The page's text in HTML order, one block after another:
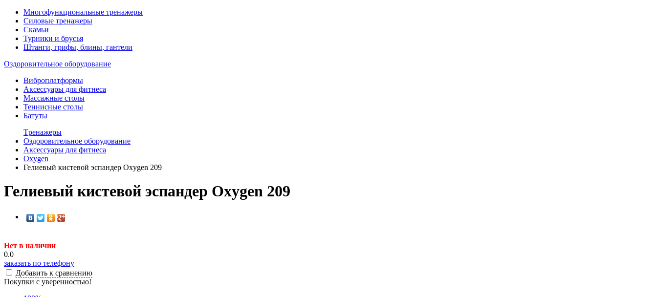
Многофункциональные тренажеры
Силовые тренажеры
Скамьи
Турники и брусья
Штанги, грифы, блины, гантели
Оздоровительное оборудование
Виброплатформы
Аксессуары для фитнеса
Массажные столы
Теннисные столы
Батуты
Tренажеры
Оздоровительное оборудование
Аксессуары для фитнеса
Oxygen
Гелиевый кистевой эспандер Oxygen 209
Гелиевый кистевой эспандер Oxygen 209
Нет в наличии
0.0
заказать по телефону
Добавить к сравнению
Покупки с уверенностью!